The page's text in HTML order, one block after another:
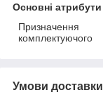
Основні атрибути
Призначення
комплектуючого
Умови доставки